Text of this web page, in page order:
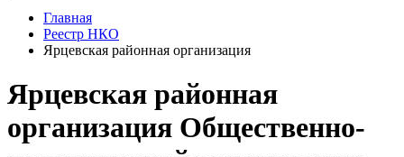
Главная
Реестр НКО
Ярцевская районная организация
Ярцевская районная
организация Общественно-